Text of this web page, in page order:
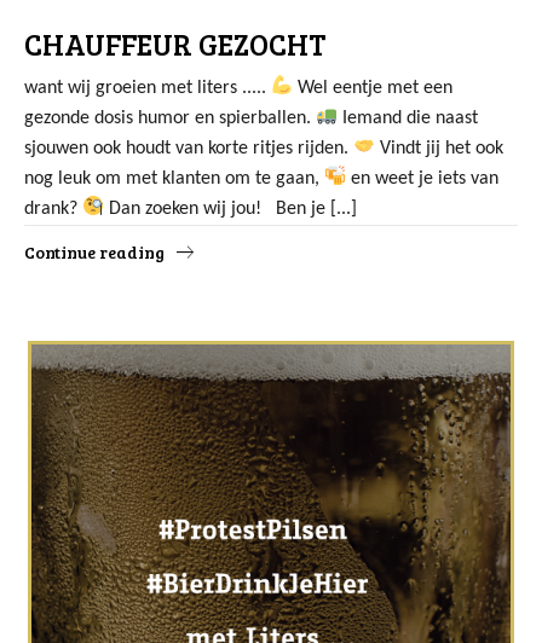
CHAUFFEUR GEZOCHT
want wij groeien met liters .....
Wel eentje met een
gezonde dosis humor en spierballen.
Iemand die naast
sjouwen ook houdt van korte ritjes rijden.
Vindt jij het ook
nog leuk om met klanten om te gaan,
en weet je iets van
drank?
Dan zoeken wij jou! Ben je [...]
Continue reading